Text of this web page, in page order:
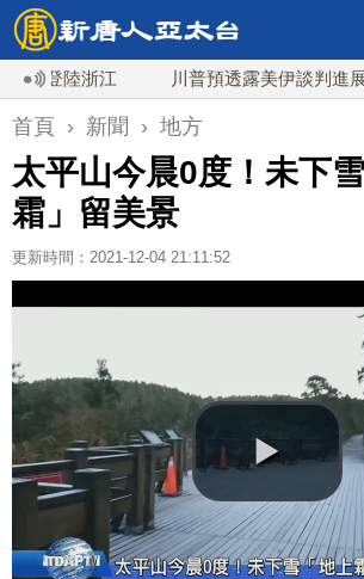
陸浙江 川普預透露美伊談判進展 美彈
首頁 › 新聞 › 地方
太平山今晨0度！未下
霜」留美景
更新時間：2021-12-04 21:11:52